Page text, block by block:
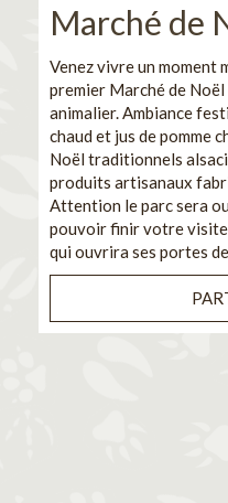
Marché de
Venez vivre un moment
premier Marché de
animalier. Ambiance
chaud et jus de pomme
Noël traditionnels
produits artisanaux
Attention le parc sera
pouvoir finir votre visite
qui ouvrira ses portes